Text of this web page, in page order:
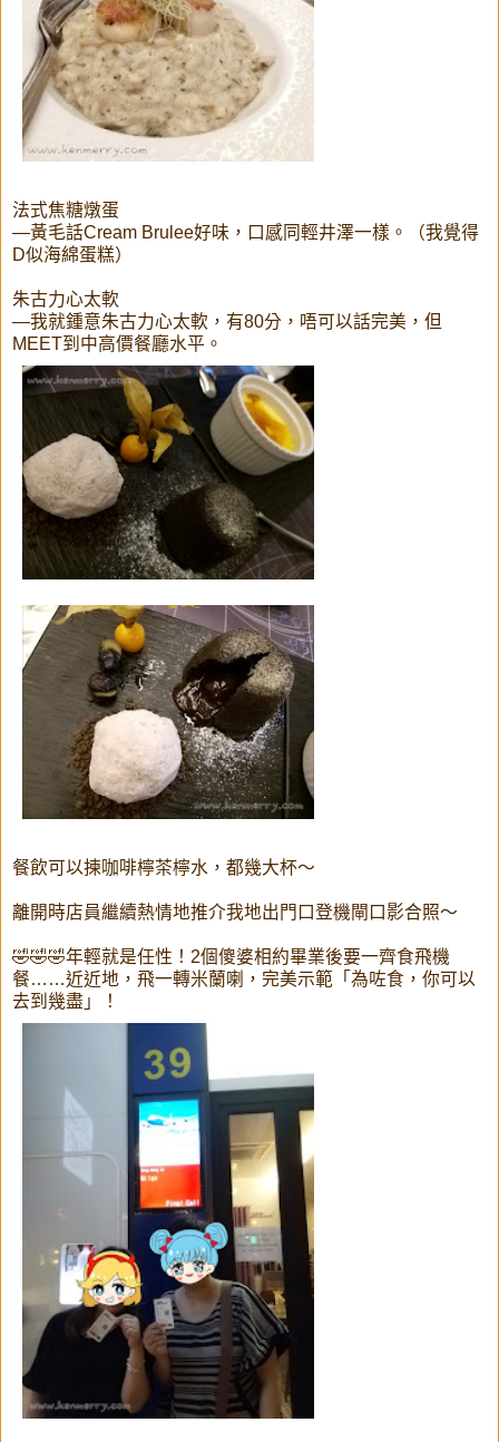
法式焦糖燉蛋
—黃毛話Cream Brulee好味，口感同輕井澤一樣。（我覺得
D似海綿蛋糕）
朱古力心太軟
—我就鍾意朱古力心太軟，有80分，唔可以話完美，但
MEET到中高價餐廳水平。
餐飲可以揀咖啡檸茶檸水，都幾大杯～
離開時店員繼續熱情地推介我地出門口登機閘口影合照～
🤣🤣🤣年輕就是任性！2個傻婆相約畢業後要一齊食飛機
餐……近近地，飛一轉米蘭喇，完美示範「為咗食，你可以
去到幾盡」！